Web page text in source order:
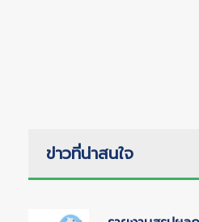
ข่าวที่น่าสนใจ